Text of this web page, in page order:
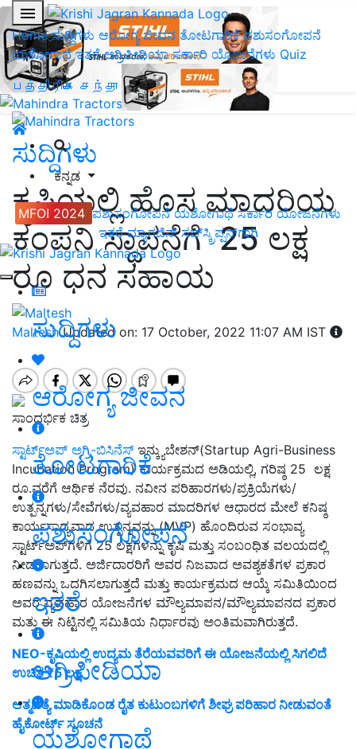
Home ಸುದ್ದಿಗಳು ಆರೋಗ್ಯ ಜೀವನ ತೋಟಗಾರಿಕೆಪಶುಸಂಗೋಪನೆ
ಯಶೋಗಾಥೆ ಇತರೆ ಅಗ್ರಿಪೀಡಿಯಾ ಸರ್ಕಾರಿ ಯೋಜನೆಗಳು Quiz
பத்திரிகை சந்தா
ಕನ್ನಡ
MFOI 2024 ಪಶುಸಂಗೋಪನೆ ಯಶೋಗಾಥೆ ಸರ್ಕಾರಿ ಯೋಜನೆಗಳು
ಇತರೆ ಮ್ಯಾಗಜಿನ್‌ ಸಬ್‌ಸ್ಕ್ರಿಪ್ಷನ್‌ಗಾಗಿ
ಸುದ್ದಿಗಳು
ಆರೋಗ್ಯ ಜೀವನ
ತೋಟಗಾರಿಕೆ
ಪಶುಸಂಗೋಪನೆ
ಇತರೆ
ಅಗ್ರಿಪೀಡಿಯಾ
ಯಶೋಗಾಥೆ
ಸುದ್ದಿಗಳು
ಕೃಷಿಯಲ್ಲಿ ಹೊಸ ಮಾದರಿಯ
ಕಂಪನಿ ಸ್ಥಾಪನೆಗೆ 25 ಲಕ್ಷ
ರೂ ಧನ ಸಹಾಯ
MalteshUpdated on: 17 October, 2022 11:07 AM IST
ಸಾಂದರ್ಭಿಕ ಚಿತ್ರ
ಸ್ಟಾರ್ಟ್ಅಪ್ ಅಗ್ರಿ-ಬಿಸಿನೆಸ್ಇನ್ಕ್ಯುಬೇಶನ್(Startup Agri-Business
Incubation Program) ಕಾರ್ಯಕ್ರಮದ ಅಡಿಯಲ್ಲಿ, ಗರಿಷ್ಠ 25 ಲಕ್ಷ
ರೂ.ವರೆಗೆ ಆರ್ಥಿಕ ನೆರವು. ನವೀನ ಪರಿಹಾರಗಳು/ಪ್ರಕ್ರಿಯೆಗಳು/
ಉತ್ಪನ್ನಗಳು/ಸೇವೆಗಳು/ವ್ಯವಹಾರ ಮಾದರಿಗಳ ಆಧಾರದ ಮೇಲೆ ಕನಿಷ್ಠ
ಕಾರ್ಯಸಾಧ್ಯವಾದ ಉತ್ಪನ್ನವನ್ನು (MVP) ಹೊಂದಿರುವ ಸಂಭಾವ್ಯ
ಸ್ಟಾರ್ಟ್‌ಅಪ್‌ಗಳಿಗೆ 25 ಲಕ್ಷಗಳನ್ನು ಕೃಷಿ ಮತ್ತು ಸಂಬಂಧಿತ ವಲಯದಲ್ಲಿ
ನೀಡಲಾಗುತ್ತದೆ. ಅರ್ಜಿದಾರರಿಗೆ ಅವರ ನಿಜವಾದ ಅವಶ್ಯಕತೆಗಳ ಪ್ರಕಾರ
ಹಣವನ್ನು ಒದಗಿಸಲಾಗುತ್ತದೆ ಮತ್ತು ಕಾರ್ಯಕ್ರಮದ ಆಯ್ಕೆ ಸಮಿತಿಯಿಂದ
ಅವರ ವ್ಯವಹಾರ ಯೋಜನೆಗಳ ಮೌಲ್ಯಮಾಪನ/ಮೌಲ್ಯಮಾಪನದ ಪ್ರಕಾರ
ಮತ್ತು ಈ ನಿಟ್ಟಿನಲ್ಲಿ ಸಮಿತಿಯ ನಿರ್ಧಾರವು ಅಂತಿಮವಾಗಿರುತ್ತದೆ.
NEO-ಕೃಷಿಯಲ್ಲಿ ಉದ್ಯಮ ತೆರೆಯವವರಿಗೆ ಈ ಯೋಜನೆಯಲ್ಲಿ ಸಿಗಲಿದೆ
ಉಚಿತ ₹5 ಲಕ್ಷ
ಆತ್ಮಹತ್ಯೆ ಮಾಡಿಕೊಂಡ ರೈತ ಕುಟುಂಬಗಳಿಗೆ ಶೀಘ್ರ ಪರಿಹಾರ ನೀಡುವಂತೆ
ಹೈಕೋರ್ಟ್‌ ಸೂಚನೆ